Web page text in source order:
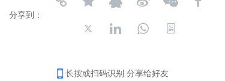
分享到：
长按或扫码识别 分享给好友